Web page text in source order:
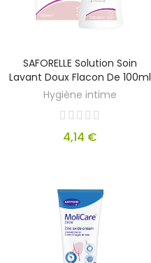
SAFORELLE Solution Soin
Lavant Doux Flacon De 100ml
Hygiène intime
4,14 €